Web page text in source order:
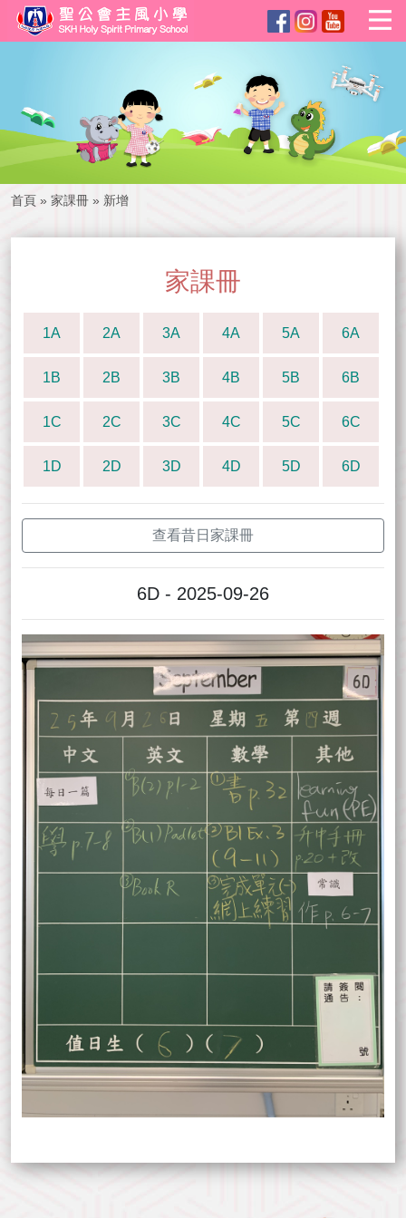
首頁 » 家課冊 » 新增
家課冊
1A 2A 3A 4A 5A 6A
1B 2B 3B 4B 5B 6B
1C 2C 3C 4C 5C 6C
1D 2D 3D 4D 5D 6D
查看昔日家課冊
6D - 2025-09-26